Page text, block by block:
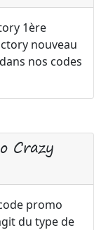
1ère
nouveau
nos codes
Crazy
promo
du type de